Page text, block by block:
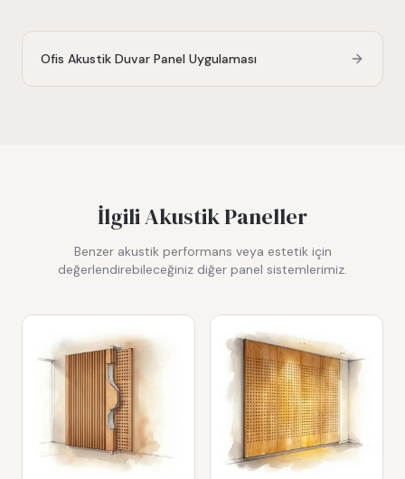
Ofis Akustik Duvar Panel Uygulaması
İlgili Akustik Paneller
Benzer akustik performans veya estetik için
değerlendirebileceğiniz diğer panel sistemlerimiz.